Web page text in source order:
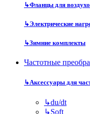
↳Фланцы для
↳Электрические
↳Зимние комплекты
Частотные
↳Аксессуары для
↳du/dt
↳Soft